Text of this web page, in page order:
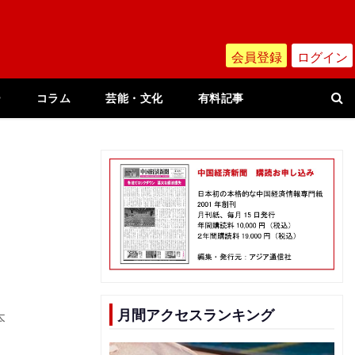
会員登録 ログイン
コラム 芸能・文化 有料記事
月間アクセスランキング